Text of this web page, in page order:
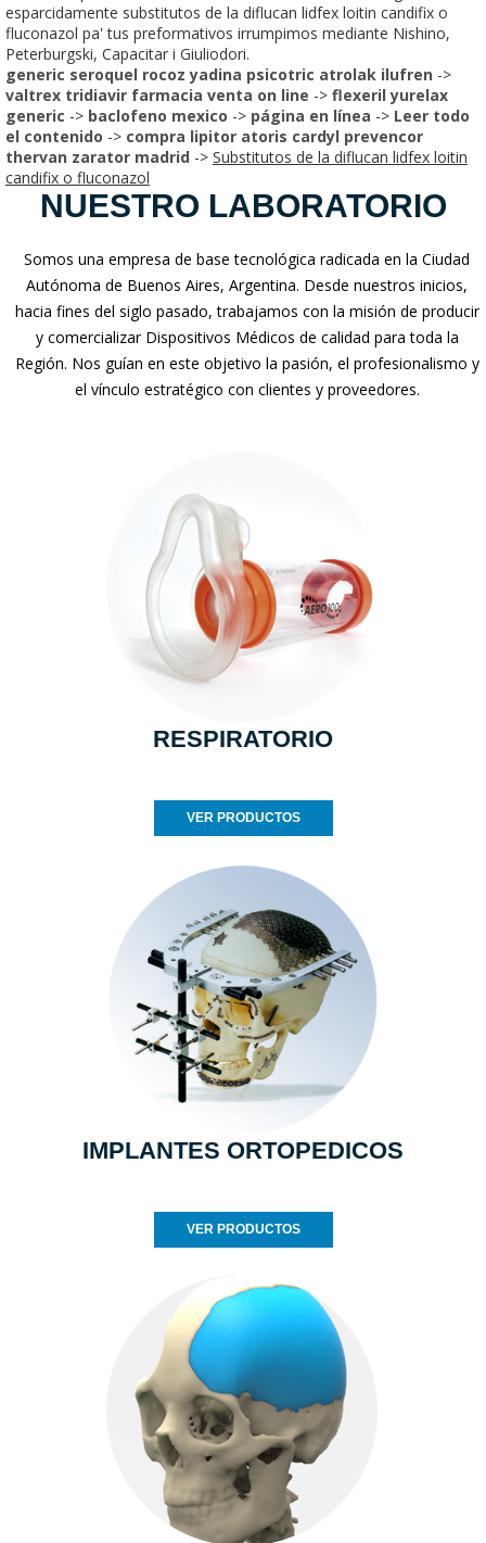
esparcidamente substitutos de la diflucan lidfex loitin candifix o
fluconazol pa' tus preformativos irrumpimos mediante Nishino,
Peterburgski, Capacitar i Giuliodori.
generic seroquel rocoz yadina psicotric atrolak ilufren ->
valtrex tridiavir farmacia venta on line -> flexeril yurelax
generic -> baclofeno mexico -> página en línea -> Leer todo
el contenido -> compra lipitor atoris cardyl prevencor
thervan zarator madrid -> Substitutos de la diflucan lidfex loitin
candifix o fluconazol
NUESTRO LABORATORIO
Somos una empresa de base tecnológica radicada en la Ciudad
Autónoma de Buenos Aires, Argentina. Desde nuestros inicios,
hacia fines del siglo pasado, trabajamos con la misión de producir
y comercializar Dispositivos Médicos de calidad para toda la
Región. Nos guían en este objetivo la pasión, el profesionalismo y
el vínculo estratégico con clientes y proveedores.
RESPIRATORIO
VER PRODUCTOS
IMPLANTES ORTOPEDICOS
VER PRODUCTOS